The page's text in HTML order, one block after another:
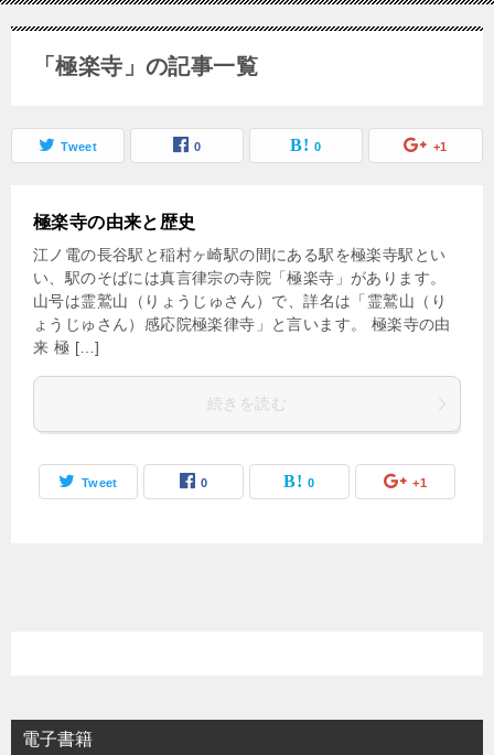
「極楽寺」の記事一覧
Tweet 0 0 +1
極楽寺の由来と歴史
江ノ電の長谷駅と稲村ヶ崎駅の間にある駅を極楽寺駅とい
い、駅のそばには真言律宗の寺院「極楽寺」があります。
山号は霊鷲山（りょうじゅさん）で、詳名は「霊鷲山（り
ょうじゅさん）感応院極楽律寺」と言います。 極楽寺の由
来 極 […]
続きを読む
Tweet 0 0 +1
電子書籍